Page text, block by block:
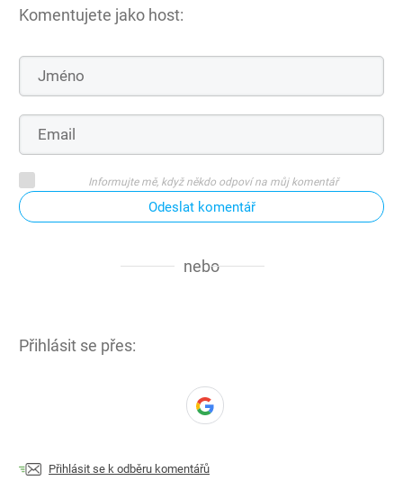
Komentujete jako host:
Informujte mě, když někdo odpoví na můj komentář
Odeslat komentář
nebo
Přihlásit se přes:
Přihlásit se k odběru komentářů